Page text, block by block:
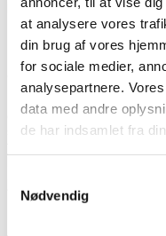
at analysere vores
din brug af vores
for sociale medier,
analysepartnere.
data med andre
de har indsamlet fra
Nødvendig
Klassifikation
Hele marken er
Man må deklassificere til
Chambertin, Bourgogne
Faktisk må Mazoyères-
Chambertin – men ikke
største Grand Cru mark i
mange Mazoyéres